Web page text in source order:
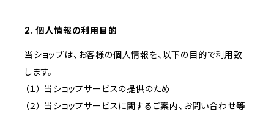
2. 個人情報の利用目的
当ショップは、お客様の個人情報を、以下の目的で利用致
します。
（１） 当ショップサービスの提供のため
（２） 当ショップサービスに関するご案内、お問い合わせ等